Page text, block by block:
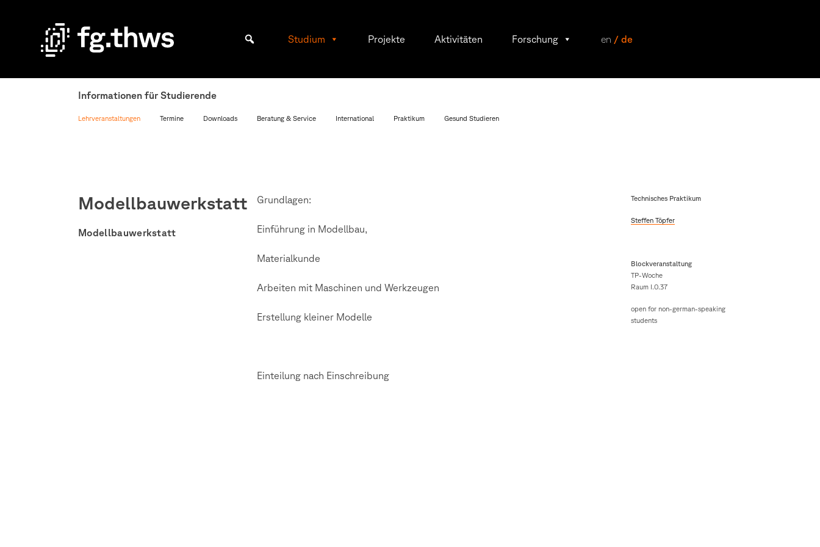
Gestaltung
Studium Projekte Aktivitäten Forschung en / de
Informationen für Studierende
Lehrveranstaltungen Termine Downloads Beratung & Service International Praktikum Gesund Studieren
Modellbauwerkstatt
Modellbauwerkstatt
Grundlagen:
Einführung in Modellbau,
Materialkunde
Arbeiten mit Maschinen und Werkzeugen
Erstellung kleiner Modelle
Einteilung nach Einschreibung
Technisches Praktikum
Steffen Töpfer
Blockveranstaltung
TP-Woche
Raum I.0.37
open for non-german-speaking
students